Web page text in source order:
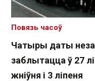
Чатыры даты
заблытацца ў 27
жніўня і 3 ліпеня
Повязь часоў